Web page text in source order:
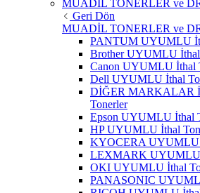
MUADİL TONERLER ve
Geri Dön
MUADİL TONERLER ve
PANTUM UYUMLU
Brother UYUMLU İthal
Canon UYUMLU İthal
Dell UYUMLU İthal
DİĞER MARKALAR
Tonerler
Epson UYUMLU İthal
HP UYUMLU İthal
KYOCERA UYUMLU
LEXMARK UYUMLU
OKI UYUMLU İthal
PANASONIC